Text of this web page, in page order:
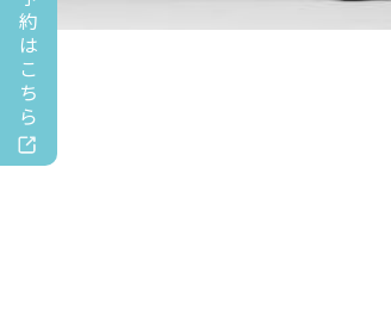
約
は
こ
ち
ら